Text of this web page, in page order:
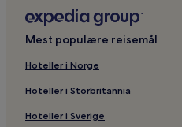
Mest populære reisemål
Hoteller i Norge
Hoteller i Storbritannia
Hoteller i Sverige